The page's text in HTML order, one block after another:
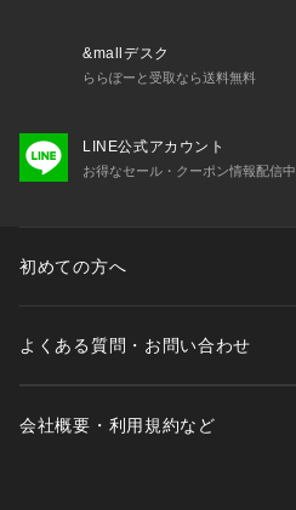
&mallデスク
ららぽーと受取なら送料無料
LINE公式アカウント
お得なセール・クーポン情報配信中
初めての方へ
よくある質問・お問い合わせ
会社概要・利用規約など